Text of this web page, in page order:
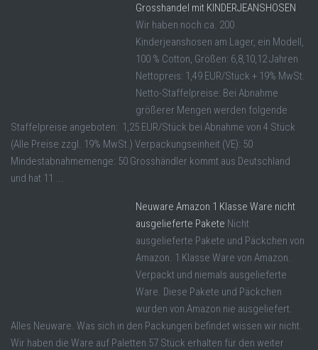
Grosshandel mit KINDERJEANSHOSEN
Wir haben noch ca. 200
Kinderjeanshosen am Lager, ein Modell,
100 % Cotton, Größen: 6,8,10,12 Jahren
Nettopreis: 1,49 EUR/Stück + 19% MwSt.
Netto-Staffelpreise: Bei Abnahme
größerer Mengen werden folgende
Staffelpreise angeboten: 1,25 EUR/Stück bei Abnahme von 4 Stück
(Alle Preise zzgl. 19% MwSt.) Verpackungseinheit (VE): 50
Mindestabnahmemenge: 50 Grosshändler kommt aus Deutschland
und hat 11 ...
Neuware Amazon 1 Klasse Ware nicht
ausgelieferte Pakete Nicht
ausgelieferte Pakete und Päckchen von
Amazon. 1 Klasse Ware von Amazon.
Verpackt und niemals ausgelieferte
Ware. Diese Pakete und Päckchen
wurden von Amazon nie ausgeliefert.
Alles Neuware. Was sich in den Packungen befindet wissen wir nicht.
Wir haben die Ware auf Paletten 57 Stück erhalten für den weiter